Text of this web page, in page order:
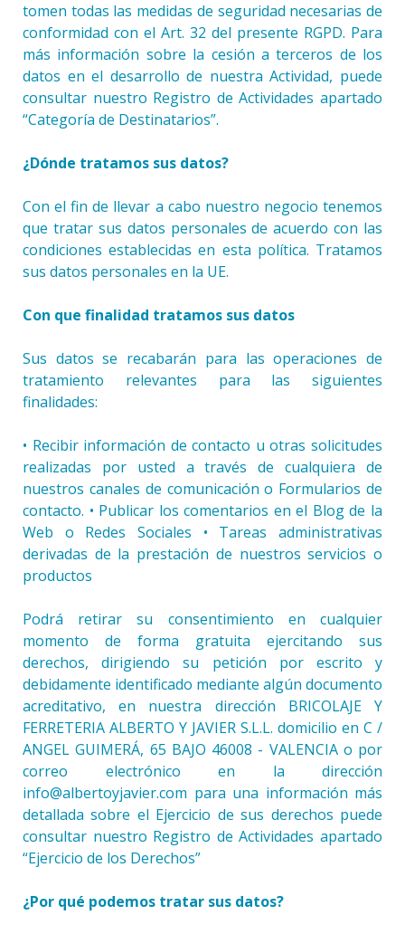
tomen todas las medidas de seguridad necesarias de
conformidad con el Art. 32 del presente RGPD. Para
más información sobre la cesión a terceros de los
datos en el desarrollo de nuestra Actividad, puede
consultar nuestro Registro de Actividades apartado
“Categoría de Destinatarios”.
¿Dónde tratamos sus datos?
Con el fin de llevar a cabo nuestro negocio tenemos
que tratar sus datos personales de acuerdo con las
condiciones establecidas en esta política. Tratamos
sus datos personales en la UE.
Con que finalidad tratamos sus datos
Sus datos se recabarán para las operaciones de
tratamiento relevantes para las siguientes
finalidades:
• Recibir información de contacto u otras solicitudes
realizadas por usted a través de cualquiera de
nuestros canales de comunicación o Formularios de
contacto. • Publicar los comentarios en el Blog de la
Web o Redes Sociales • Tareas administrativas
derivadas de la prestación de nuestros servicios o
productos
Podrá retirar su consentimiento en cualquier
momento de forma gratuita ejercitando sus
derechos, dirigiendo su petición por escrito y
debidamente identificado mediante algún documento
acreditativo, en nuestra dirección BRICOLAJE Y
FERRETERIA ALBERTO Y JAVIER S.L.L. domicilio en C /
ANGEL GUIMERÁ, 65 BAJO 46008 - VALENCIA o por
correo electrónico en la dirección
info@albertoyjavier.com para una información más
detallada sobre el Ejercicio de sus derechos puede
consultar nuestro Registro de Actividades apartado
“Ejercicio de los Derechos”
¿Por qué podemos tratar sus datos?